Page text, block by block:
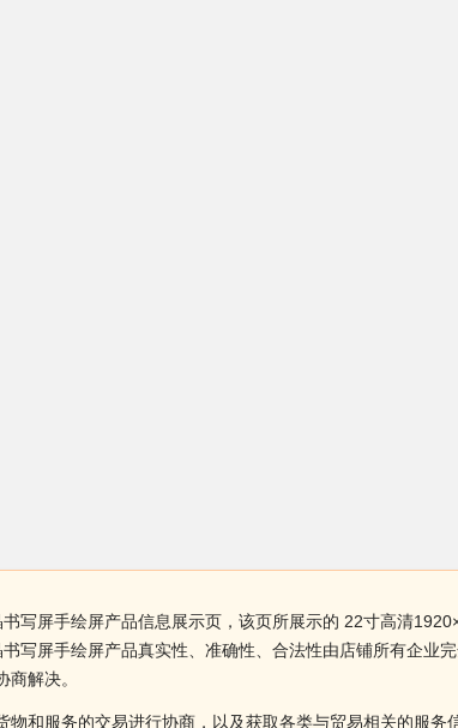
写屏手绘屏产品信息展示页，该页所展示的 22寸高清
写屏手绘屏产品真实性、准确性、合法性由店铺所有企业
解决。
和服务的交易进行协商，以及获取各类与贸易相关的服